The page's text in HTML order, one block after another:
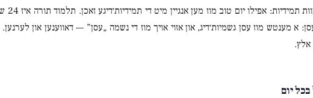
דער ספר
א מענטש מוז עסן גשמיות׳דיג, און אזוי אויך מוז די נשמה „עסן” — דאווענען און
אלץ.
יום